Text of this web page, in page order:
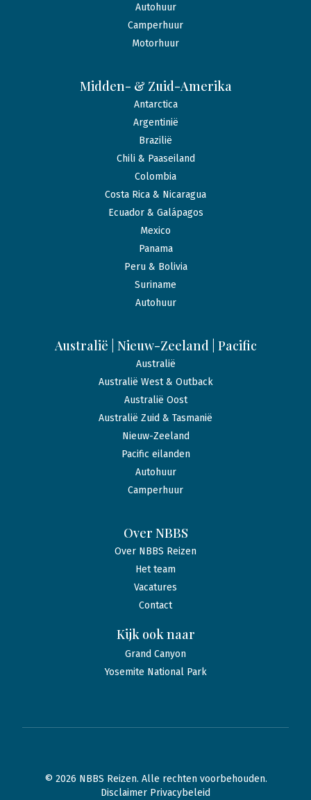
Autohuur
Camperhuur
Motorhuur
Midden- & Zuid-Amerika
Antarctica
Argentinië
Brazilië
Chili & Paaseiland
Colombia
Costa Rica & Nicaragua
Ecuador & Galápagos
Mexico
Panama
Peru & Bolivia
Suriname
Autohuur
Australië | Nieuw-Zeeland | Pacific
Australië
Australië West & Outback
Australië Oost
Australië Zuid & Tasmanië
Nieuw-Zeeland
Pacific eilanden
Autohuur
Camperhuur
Over NBBS
Over NBBS Reizen
Het team
Vacatures
Contact
Kijk ook naar
Grand Canyon
Yosemite National Park
© 2026 NBBS Reizen. Alle rechten voorbehouden.
Disclaimer Privacybeleid